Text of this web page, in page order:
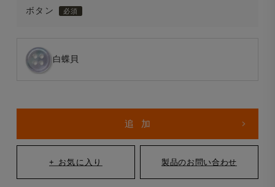
ボタン
白蝶貝